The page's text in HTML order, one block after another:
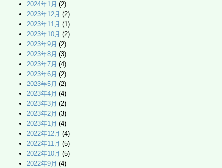
2024年1月 (2)
2023年12月 (2)
2023年11月 (1)
2023年10月 (2)
2023年9月 (2)
2023年8月 (3)
2023年7月 (4)
2023年6月 (2)
2023年5月 (2)
2023年4月 (4)
2023年3月 (2)
2023年2月 (3)
2023年1月 (4)
2022年12月 (4)
2022年11月 (5)
2022年10月 (5)
2022年9月 (4)